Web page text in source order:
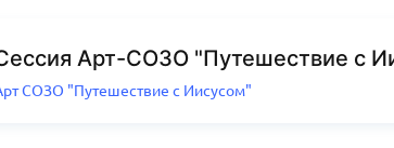
Арт-СОЗО "Путешествие с
СОЗО "Путешествие с Иисусом"